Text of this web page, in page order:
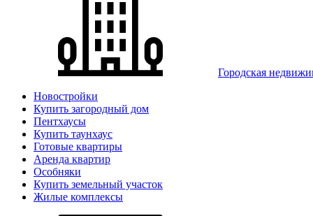
Городская
Новостройки
Купить загородный дом
Пентхаусы
Купить таунхаус
Готовые квартиры
Аренда квартир
Особняки
Купить земельный участок
Жилые комплексы